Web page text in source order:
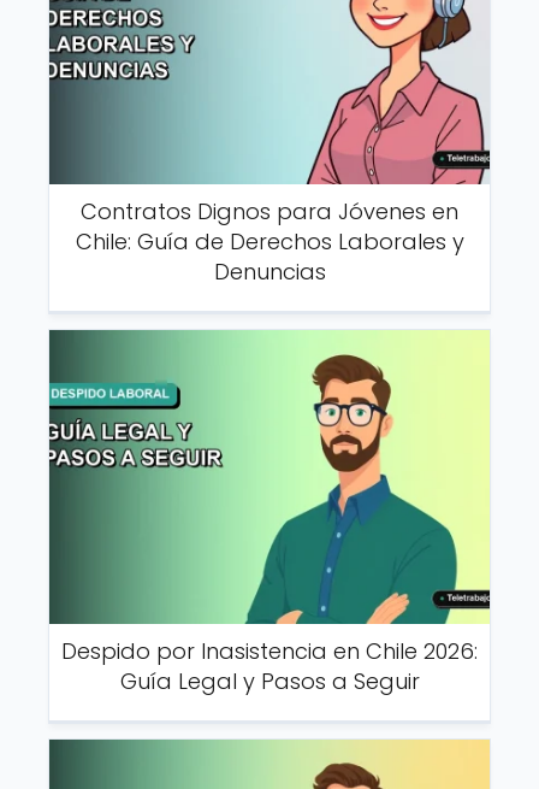
Contratos Dignos para Jóvenes en
Chile: Guía de Derechos Laborales y
Denuncias
Despido por Inasistencia en Chile 2026:
Guía Legal y Pasos a Seguir